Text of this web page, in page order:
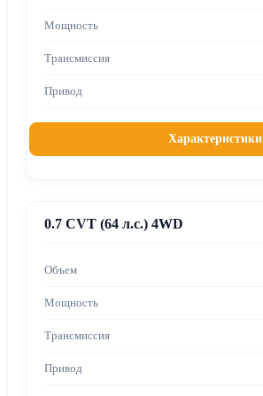
Характеристики
0.7 CVT (64 л.с.) 4WD